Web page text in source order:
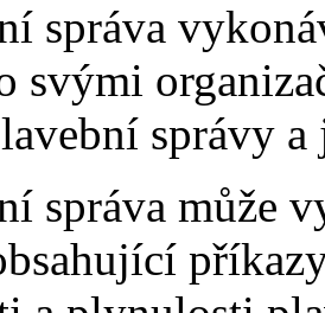
správa
svými
správy
správa může